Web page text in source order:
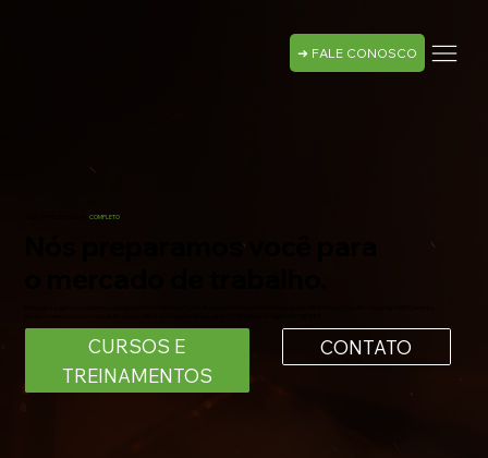
➜ FALE CONOSCO
SEJA UM PROFISSIONALCOMPLETO
Nós preparamos você para
CURSOS E
TREINAMENTOS
CONTATO